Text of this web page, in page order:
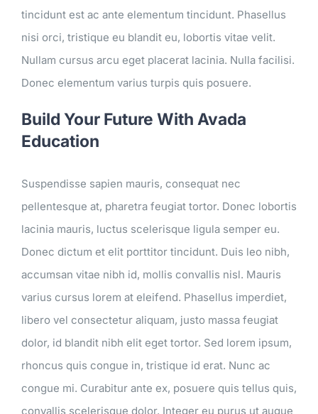
tincidunt est ac ante elementum tincidunt. Phasellus
nisi orci, tristique eu blandit eu, lobortis vitae velit.
Nullam cursus arcu eget placerat lacinia. Nulla facilisi.
Donec elementum varius turpis quis posuere.
Build Your Future With Avada
Education
Suspendisse sapien mauris, consequat nec
pellentesque at, pharetra feugiat tortor. Donec lobortis
lacinia mauris, luctus scelerisque ligula semper eu.
Donec dictum et elit porttitor tincidunt. Duis leo nibh,
accumsan vitae nibh id, mollis convallis nisl. Mauris
varius cursus lorem at eleifend. Phasellus imperdiet,
libero vel consectetur aliquam, justo massa feugiat
dolor, id blandit nibh elit eget tortor. Sed lorem ipsum,
rhoncus quis congue in, tristique id erat. Nunc ac
congue mi. Curabitur ante ex, posuere quis tellus quis,
convallis scelerisque dolor. Integer eu purus ut augue